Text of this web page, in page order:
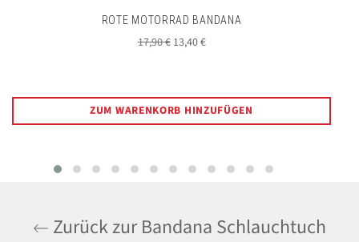
ROTE MOTORRAD BANDANA
Normaler
17,90 € Sonderpreis
13,40 €
ZUM WARENKORB HINZUFÜGEN
Zurück zur Bandana Schlauchtuch